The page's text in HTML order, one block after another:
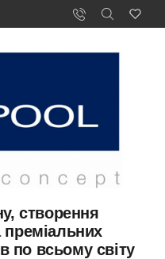
створення
по всьому світу